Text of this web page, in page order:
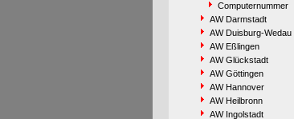
Computernummer
AW Darmstadt
AW Duisburg-Wedau
AW Eßlingen
AW Glückstadt
AW Göttingen
AW Hannover
AW Heilbronn
AW Ingolstadt